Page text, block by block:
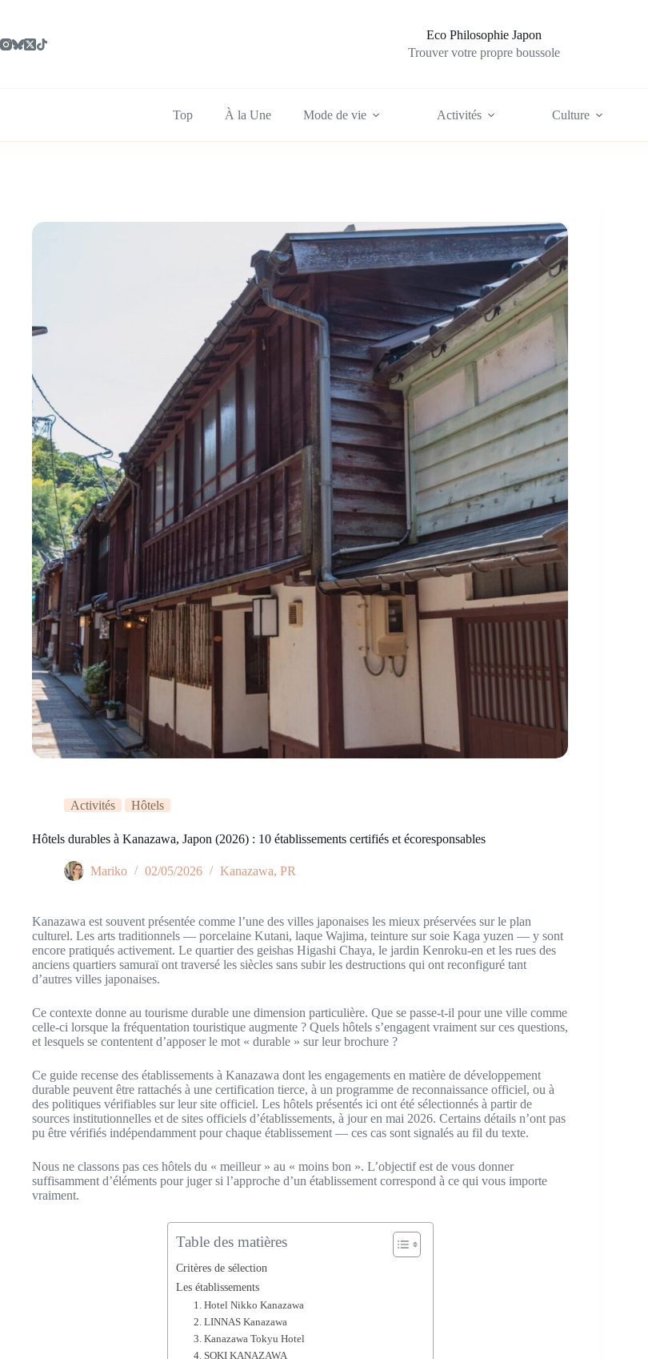
Eco Philosophie Japon
Trouver votre propre boussole
Top À la Une Mode de vie Activités Culture
Activités Hôtels
Hôtels durables à Kanazawa, Japon (2026) : 10 établissements certifiés et écoresponsables
Mariko 02/05/2026 Kanazawa, PR
Kanazawa est souvent présentée comme l’une des villes japonaises les mieux préservées sur le plan
culturel. Les arts traditionnels — porcelaine Kutani, laque Wajima, teinture sur soie Kaga yuzen — y sont
encore pratiqués activement. Le quartier des geishas Higashi Chaya, le jardin Kenroku-en et les rues des
anciens quartiers samuraï ont traversé les siècles sans subir les destructions qui ont reconfiguré tant
d’autres villes japonaises.
Ce contexte donne au tourisme durable une dimension particulière. Que se passe-t-il pour une ville comme
celle-ci lorsque la fréquentation touristique augmente ? Quels hôtels s’engagent vraiment sur ces questions,
et lesquels se contentent d’apposer le mot « durable » sur leur brochure ?
Ce guide recense des établissements à Kanazawa dont les engagements en matière de développement
durable peuvent être rattachés à une certification tierce, à un programme de reconnaissance officiel, ou à
des politiques vérifiables sur leur site officiel. Les hôtels présentés ici ont été sélectionnés à partir de
sources institutionnelles et de sites officiels d’établissements, à jour en mai 2026. Certains détails n’ont pas
pu être vérifiés indépendamment pour chaque établissement — ces cas sont signalés au fil du texte.
Nous ne classons pas ces hôtels du « meilleur » au « moins bon ». L’objectif est de vous donner
suffisamment d’éléments pour juger si l’approche d’un établissement correspond à ce qui vous importe
vraiment.
Table des matières
Critères de sélection
Les établissements
1. Hotel Nikko Kanazawa
2. LINNAS Kanazawa
3. Kanazawa Tokyu Hotel
4. SOKI KANAZAWA